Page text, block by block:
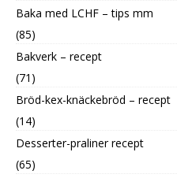
Baka med LCHF – tips mm
(85)
Bakverk – recept
(71)
Bröd-kex-knäckebröd – recept
(14)
Desserter-praliner recept
(65)